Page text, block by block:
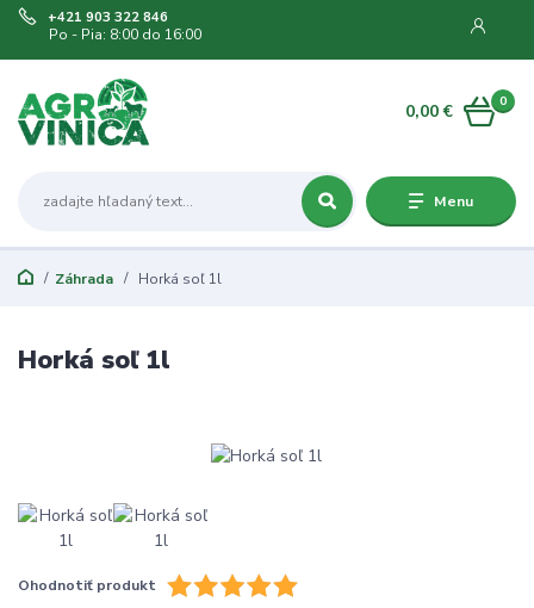
Menu
+421 903 322 846
Po - Pia: 8:00 do 16:00
0
0,00 €
Záhrada Horká soľ 1l
Horká soľ 1l
Ohodnotiť produkt